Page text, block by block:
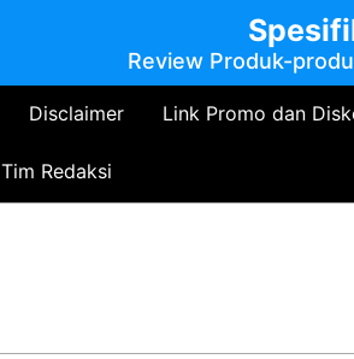
Review Produk-
Disclaimer Link Promo dan
Tim Redaksi